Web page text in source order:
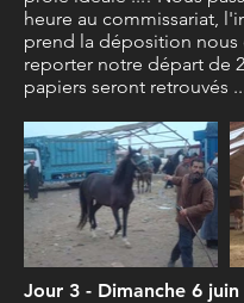
heure au commissariat,
prend la déposition nous
reporter notre départ de
papiers seront retrouvés
Jour 3 - Dimanche 6 juin